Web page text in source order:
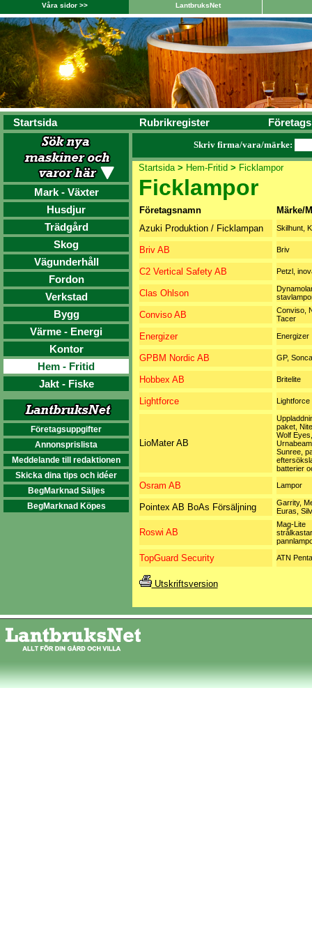
Våra sidor >> LantbruksNet
Startsida Rubrikregister
Mark - Växter
Husdjur
Trädgård
Skog
Vägunderhåll
Fordon
Verkstad
Bygg
Värme - Energi
Kontor
Hem - Fritid
Jakt - Fiske
Företagsuppgifter
Annonsprislista
Meddelande till redaktionen
Skicka dina tips och idéer
BegMarknad Säljes
BegMarknad Köpes
Skriv firma/vara/märke:
Startsida> Hem-Fritid > Ficklampor
Ficklampor
Företagsnamn
Märke/
Azuki Produktion / Ficklampan
Skilhunt,
Briv AB Briv
C2 Vertical Safety AB Petzl,
Clas Ohlson
Conviso AB
Conviso,
Tacer
Energizer Energizer
GPBM Nordic AB GP,
Hobbex AB Britelite
Lightforce Lightforce
LioMater AB
paket,
Wolf Eyes,
Sunree,
batterier
Osram AB Lampor
Pointex AB BoAs Försäljning
Garrity,
Euras,
Roswi AB
Mag-Lite
TopGuard Security ATN
Utskriftsversion